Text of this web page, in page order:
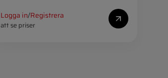
Logga in/Registrera
att se priser